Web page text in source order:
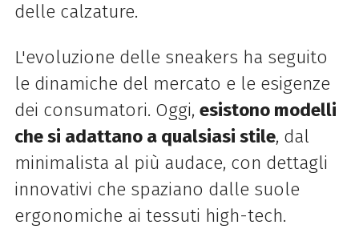
delle calzature.
L'evoluzione delle sneakers ha seguito
le dinamiche del mercato e le esigenze
dei consumatori. Oggi, esistono modelli
che si adattano a qualsiasi stile, dal
minimalista al più audace, con dettagli
innovativi che spaziano dalle suole
ergonomiche ai tessuti high-tech.